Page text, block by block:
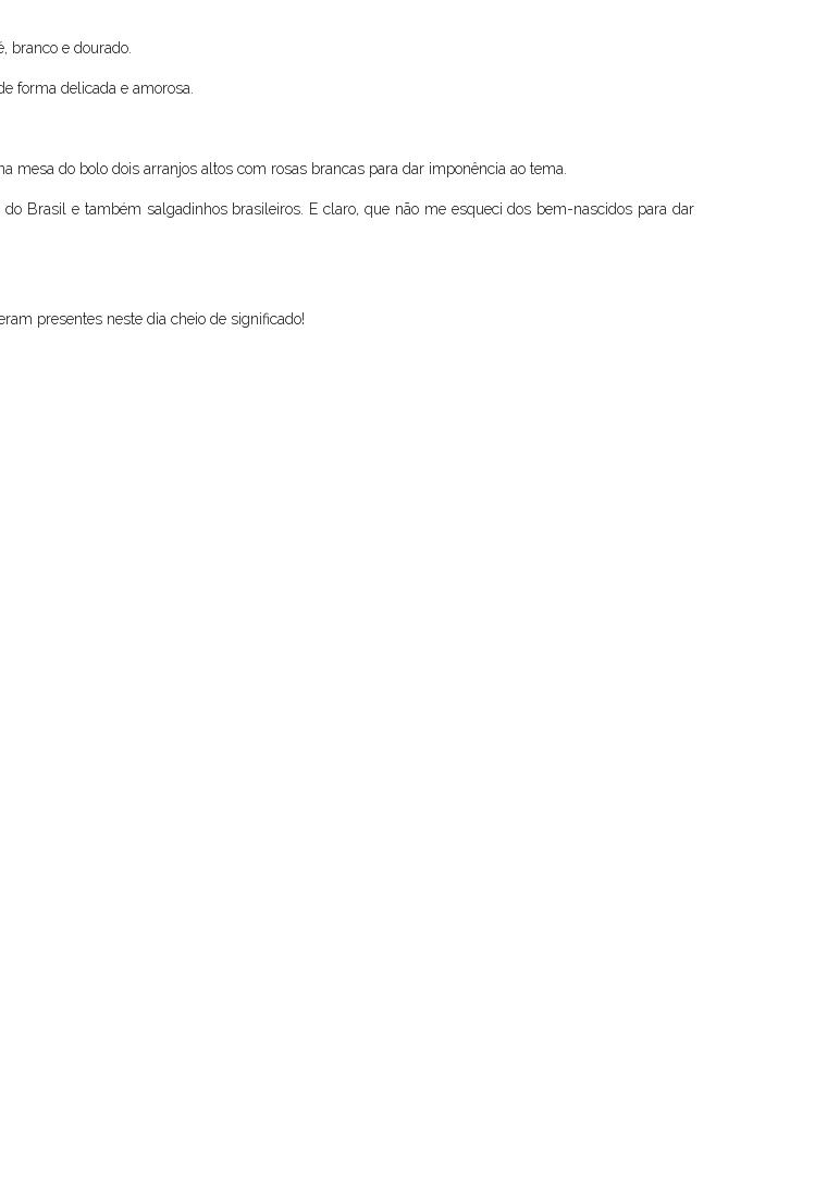
branco e dourado.
forma delicada e amorosa.
do bolo dois arranjos altos com rosas brancas para dar imponência ao tema.
Brasil e também salgadinhos brasileiros. E claro, que não me esqueci dos bem-nascidos para dar
presentes neste dia cheio de significado!